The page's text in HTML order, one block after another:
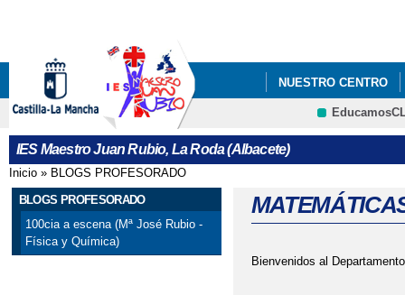
NUESTRO CENTRO
PROYECTO
IES Maestro Juan Rubio, La Roda (Albacete)
Se encuentra usted aquí
Inicio » BLOGS PROFESORADO
BLOGS PROFESORADO
100cia a escena (Mª José Rubio -
Física y Química)
Bienvenidos al